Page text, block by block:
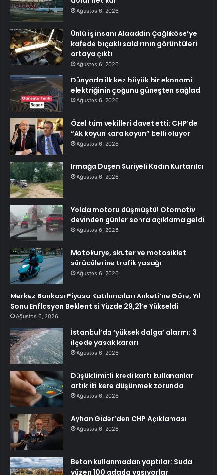
Ağustos 6, 2026
Ünlü iş insanı Alaaddin Çağlıköse’ye
kafede bıçaklı saldırının görüntüleri
ortaya çıktı
Ağustos 6, 2026
Dünyada ilk kez büyük bir ekonomi
elektriğinin çoğunu güneşten sağladı
Ağustos 6, 2026
Özel tüm vekilleri davet etti: CHP’de
“Ak koyun kara koyun” belli oluyor
Ağustos 6, 2026
Irmağa Düşen Suriyeli Kadın Kurtarıldı
Ağustos 6, 2026
Yolda motoru düşmüştü! Otomotiv
devinden günler sonra açıklama geldi
Ağustos 6, 2026
Motokurye, skuter ve motosiklet
sürücülerine trafik yasağı
Ağustos 6, 2026
Merkez Bankası Piyasa Katılımcıları Anketi’ne Göre, Yıl
Sonu Enflasyon Beklentisi Yüzde 29,21’e Yükseldi
Ağustos 6, 2026
İstanbul’da ‘yüksek dalga’ alarmı: 3
ilçede yasak kararı
Ağustos 6, 2026
Düşük limitli kredi kartı kullananlar
artık iki kere düşünmek zorunda
Ağustos 6, 2026
Ayhan Gider’den CHP Açıklaması
Ağustos 6, 2026
Beton kullanmadan yaptılar: Suda
yüzen 100 adada yaşıyorlar